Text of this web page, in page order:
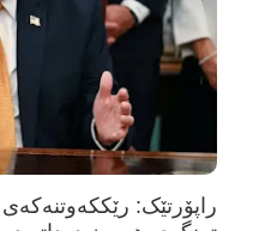
راپۆرتێک: